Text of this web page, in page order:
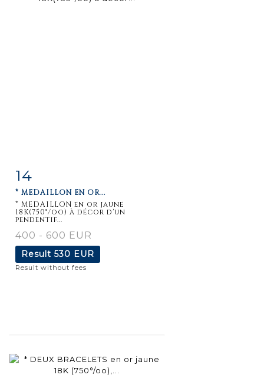
Item detail
14
* MEDAILLON EN OR...
* MEDAILLON en or jaune
18K(750°/oo) à décor d'un
pendentif...
400 - 600 EUR
Result 530 EUR
Result without fees